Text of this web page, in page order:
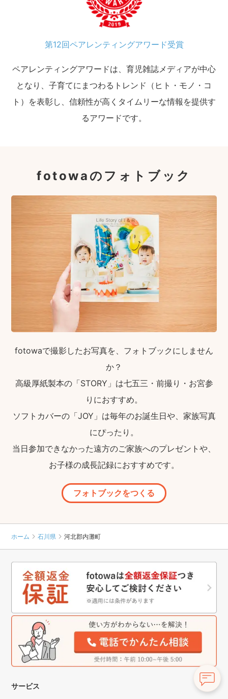
第12回ペアレンティングアワード受賞
ペアレンティングアワードは、育児雑誌メディアが中心
となり、子育てにまつわるトレンド（ヒト・モノ・コ
ト）を表彰し、信頼性が高くタイムリーな情報を提供す
るアワードです。
fotowaのフォトブック
fotowaで撮影したお写真を、フォトブックにしません
か？
高級厚紙製本の「STORY」は七五三・前撮り・お宮参
りにおすすめ。
ソフトカバーの「JOY」は毎年のお誕生日や、家族写真
にぴったり。
当日参加できなかった遠方のご家族へのプレゼントや、
お子様の成長記録におすすめです。
フォトブックをつくる
ホーム 石川県 河北郡内灘町
サービス